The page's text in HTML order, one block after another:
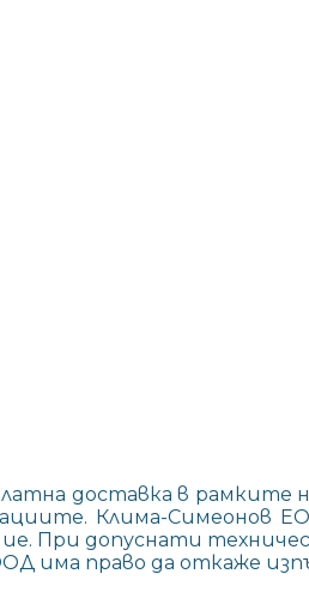
доставка в рамките
Клима-Симеонов
При допуснати
има право да откаже